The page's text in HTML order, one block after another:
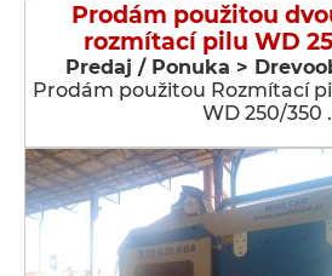
Prodám použitou
rozmítací pilu WD
Predaj / Ponuka >
Prodám použitou Rozmítací
WD 250/350